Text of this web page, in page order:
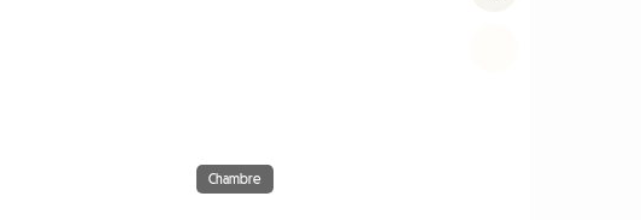
Chambre